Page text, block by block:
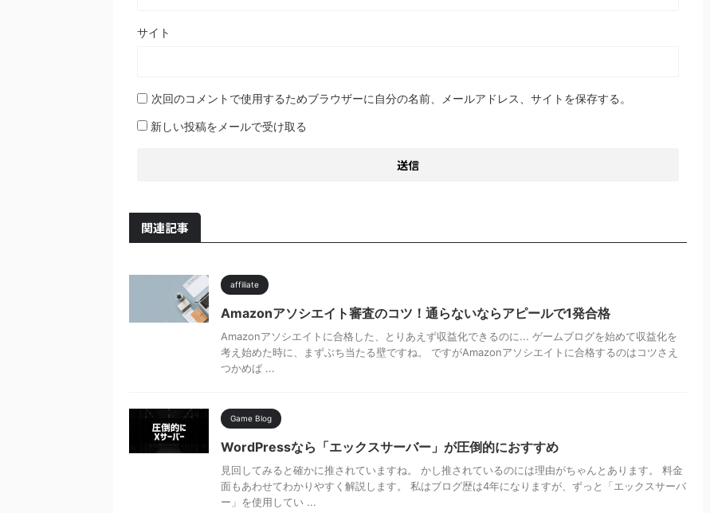
サイト
次回のコメントで使用するためブラウザーに自分の名前、メールアドレス、サイトを保存する。
新しい投稿をメールで受け取る
関連記事
affiliate
Amazonアソシエイト審査のコツ！通らないならアピールで1発合格
Amazonアソシエイトに合格した、とりあえず収益化できるのに... ゲームブログを始めて収益化を
考え始めた時に、まずぶち当たる壁ですね。 ですがAmazonアソシエイトに合格するのはコツさえ
つかめば ...
Game Blog
WordPressなら「エックスサーバー」が圧倒的におすすめ
見回してみると確かに推されていますね。 かし推されているのには理由がちゃんとあります。 料金
面もあわせてわかりやすく解説します。 私はブログ歴は4年になりますが、ずっと「エックスサーバ
ー」を使用してい ...